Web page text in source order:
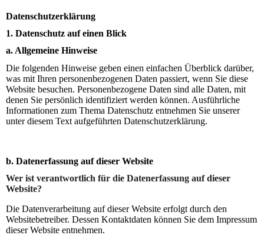
Datenschutzerklärung
1. Datenschutz auf einen Blick
a. Allgemeine Hinweise
Die folgenden Hinweise geben einen einfachen Überblick darüber,
was mit Ihren personenbezogenen Daten passiert, wenn Sie diese
Website besuchen. Personenbezogene Daten sind alle Daten, mit
denen Sie persönlich identifiziert werden können. Ausführliche
Informationen zum Thema Datenschutz entnehmen Sie unserer
unter diesem Text aufgeführten Datenschutzerklärung.
b. Datenerfassung auf dieser Website
Wer ist verantwortlich für die Datenerfassung auf dieser
Website?
Die Datenverarbeitung auf dieser Website erfolgt durch den
Websitebetreiber. Dessen Kontaktdaten können Sie dem Impressum
dieser Website entnehmen.